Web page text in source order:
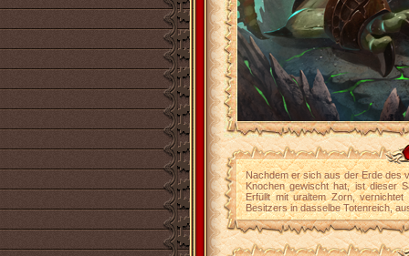
Nachdem er sich aus der Erde des
Knochen gewischt hat, ist dieser
Erfüllt mit uraltem Zorn,
Besitzers in dasselbe Totenreich,